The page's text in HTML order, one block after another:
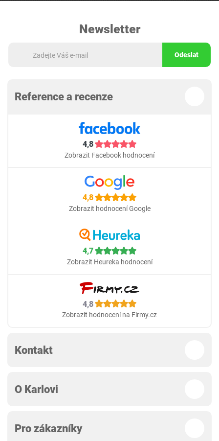
Newsletter
Odeslat
Reference a recenze
4,8
Zobrazit Facebook hodnocení
4,8
Zobrazit hodnocení Google
4,7
Zobrazit Heureka hodnocení
4,8
Zobrazit hodnocení na Firmy.cz
Kontakt
O Karlovi
Pro zákazníky